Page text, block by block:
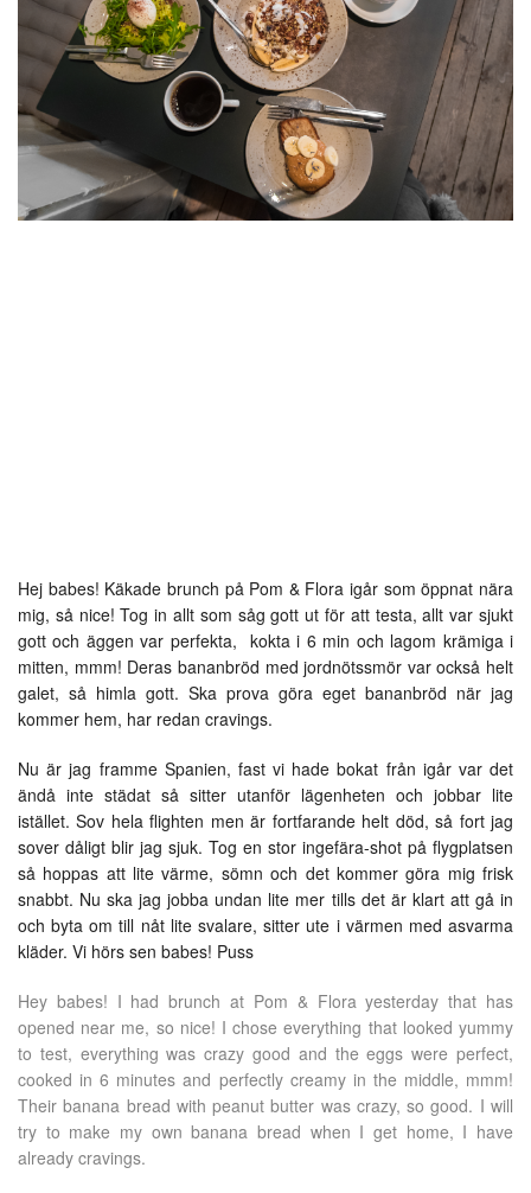
Hej babes! Käkade brunch på Pom & Flora igår som öppnat nära
mig, så nice! Tog in allt som såg gott ut för att testa, allt var sjukt
gott och äggen var perfekta, kokta i 6 min och lagom krämiga i
mitten, mmm! Deras bananbröd med jordnötssmör var också helt
galet, så himla gott. Ska prova göra eget bananbröd när jag
kommer hem, har redan cravings.
Nu är jag framme Spanien, fast vi hade bokat från igår var det
ändå inte städat så sitter utanför lägenheten och jobbar lite
istället. Sov hela flighten men är fortfarande helt död, så fort jag
sover dåligt blir jag sjuk. Tog en stor ingefära-shot på flygplatsen
så hoppas att lite värme, sömn och det kommer göra mig frisk
snabbt. Nu ska jag jobba undan lite mer tills det är klart att gå in
och byta om till nåt lite svalare, sitter ute i värmen med asvarma
kläder. Vi hörs sen babes! Puss
Hey babes! I had brunch at Pom & Flora yesterday that has
opened near me, so nice! I chose everything that looked yummy
to test, everything was crazy good and the eggs were perfect,
cooked in 6 minutes and perfectly creamy in the middle, mmm!
Their banana bread with peanut butter was crazy, so good. I will
try to make my own banana bread when I get home, I have
already cravings.